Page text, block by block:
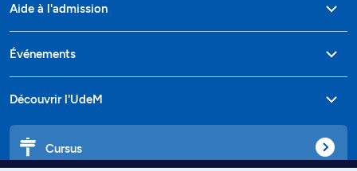
Aide à l'admission
Événements
Découvrir l'UdeM
Cursus